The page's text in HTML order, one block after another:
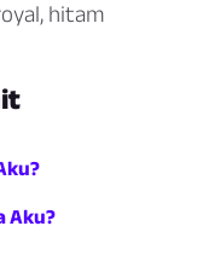
hitam
Aku?